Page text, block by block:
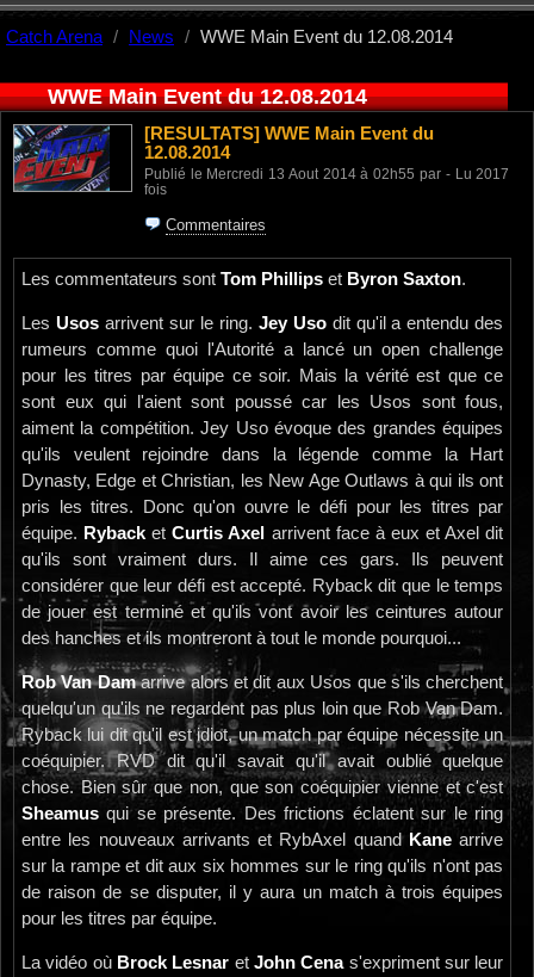
Catch Arena News WWE Main Event du 12.08.2014
WWE Main Event du 12.08.2014
[RESULTATS] WWE Main Event du
12.08.2014
Publié le Mercredi 13 Aout 2014 à 02h55 par - Lu 2017
fois
Commentaires
Les commentateurs sont Tom Phillips et Byron Saxton.
Les Usosarrivent sur le ring. Jey Usodit qu'il a entendu des
rumeurs comme quoi l'Autorité a lancé un open challenge
pour les titres par équipe ce soir. Mais la vérité est que ce
sont eux qui l'aient sont poussé car les Usos sont fous,
aiment la compétition. Jey Uso évoque des grandes équipes
qu'ils veulent rejoindre dans la légende comme la Hart
Dynasty, Edge et Christian, les New Age Outlaws à qui ils ont
pris les titres. Donc qu'on ouvre le défi pour les titres par
équipe. Ryback etCurtis Axel
arrivent face à eux et Axel dit
qu'ils sont vraiment durs. Il aime ces gars. Ils peuvent
considérer que leur défi est accepté. Ryback dit que le temps
de jouer est terminé et qu'ils vont avoir les ceintures autour
des hanches et ils montreront à tout le monde pourquoi...
Rob Van Damarrive alors et dit aux Usos que s'ils cherchent
quelqu'un qu'ils ne regardent pas plus loin que Rob Van Dam.
Ryback lui dit qu'il est idiot, un match par équipe nécessite un
coéquipier. RVD dit qu'il savait qu'il avait oublié quelque
chose. Bien sûr que non, que son coéquipier vienne et c'est
Sheamus qui se présente. Des frictions éclatent sur le ring
entre les nouveaux arrivants et RybAxel quand Kane arrive
sur la rampe et dit aux six hommes sur le ring qu'ils n'ont pas
de raison de se disputer, il y aura un match à trois équipes
pour les titres par équipe.
La vidéo où Brock Lesnar etJohn Cenas'expriment sur leur